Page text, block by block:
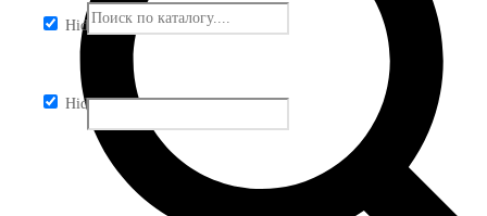
Hidden label
Hidden label